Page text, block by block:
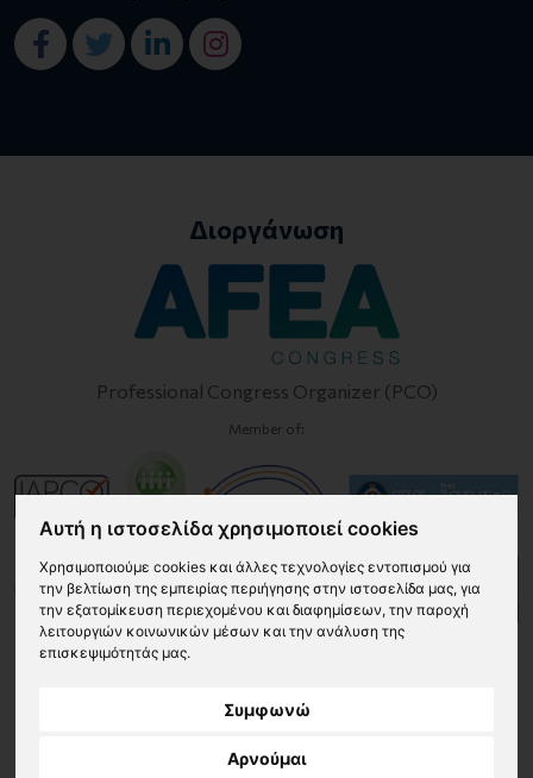
Αυτή η ιστοσελίδα χρησιμοποιεί cookies
Χρησιμοποιούμε cookies και άλλες τεχνολογίες εντοπισμού για
την βελτίωση της εμπειρίας περιήγησης στην ιστοσελίδα μας, για
την εξατομίκευση περιεχομένου και διαφημίσεων, την παροχή
λειτουργιών κοινωνικών μέσων και την ανάλυση της
επισκεψιμότητάς μας.
Συμφωνώ
Αρνούμαι
Διοργάνωση
Professional Congress Organizer (PCO)
Member of:
© 2026 34ο Πανελλήνιο Πνευμονολογικό Συνέδριο - 17-